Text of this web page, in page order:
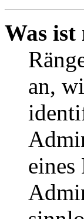
Was
an,
eines